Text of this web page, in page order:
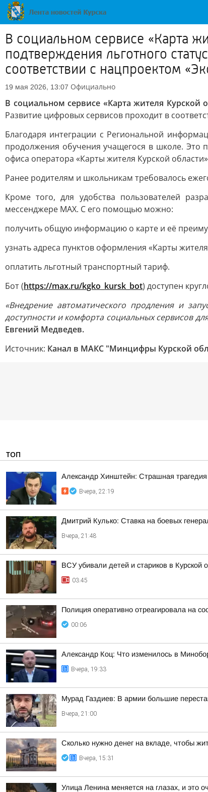
В социальном сервисе «Карта
подтверждения льготного
соответствии с нацпроектом
19 мая 2026, 13:07 Официально
В социальном сервисе «Карта жителя
Развитие цифровых сервисов проходит в
Благодаря интеграции с Региональной
продолжения обучения учащегося в школе. Это
офиса оператора «Карты жителя Курской
Ранее родителям и школьникам требовалось
Кроме того, для удобства пользователей
мессенджере MAX. С его помощью можно:
получить общую информацию о карте и её
узнать адреса пунктов оформления «Карты
оплатить льготный транспортный тариф.
Бот (https://max.ru/kgko_kursk_bot) доступен
«Внедрение автоматического продления и
доступности и комфорта социальных сервисов
Евгений Медведев.
Источник: Канал в МАКС "Минцифры Курской
ТОП
Александр Хинштейн: Страшная
Вчера, 22:19
Дмитрий Кулько: Ставка на боевых
Вчера, 21:48
ВСУ убивали детей и стариков в Курской
03:45
Полиция оперативно отреагировала на
00:06
Александр Коц: Что изменилось в
Вчера, 19:33
Мурад Газдиев: В армии большие
Вчера, 21:00
Сколько нужно денег на вкладе, чтобы
Вчера, 15:31
Улица Ленина меняется на глазах, и это